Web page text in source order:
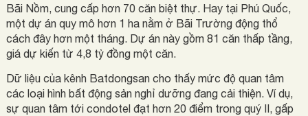
Bãi Nồm, cung cấp hơn 70 căn biệt thự. Hay tại Phú Quốc,
một dự án quy mô hơn 1 ha nằm ở Bãi Trường động thổ
cách đây hơn một tháng. Dự án này gồm 81 căn thấp tầng,
giá dự kiến từ 4,8 tỷ đồng một căn.
Dữ liệu của kênh Batdongsan cho thấy mức độ quan tâm
các loại hình bất động sản nghỉ dưỡng đang cải thiện. Ví dụ,
sự quan tâm tới condotel đạt hơn 20 điểm trong quý II, gấp